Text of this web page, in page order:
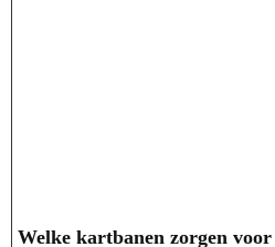
Welke kartbanen zorgen